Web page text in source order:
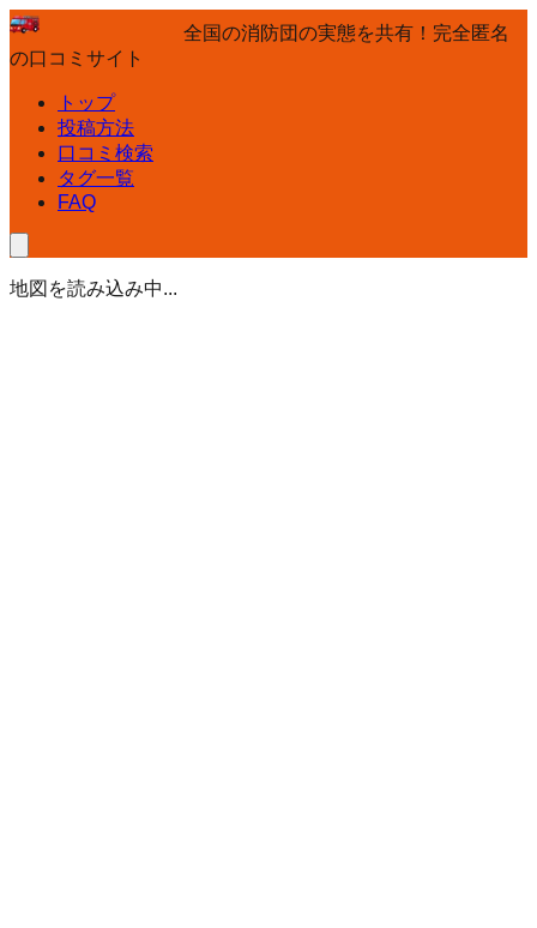
全国の消防団の実態を共有！完全匿名
の口コミサイト
トップ
投稿方法
口コミ検索
タグ一覧
FAQ
地図を読み込み中...